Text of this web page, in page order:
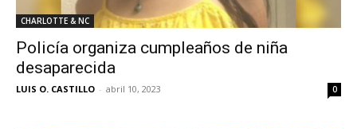
CHARLOTTE & NC
Policía organiza cumpleaños de niña
desaparecida
LUIS O. CASTILLO - abril 10, 2023 0